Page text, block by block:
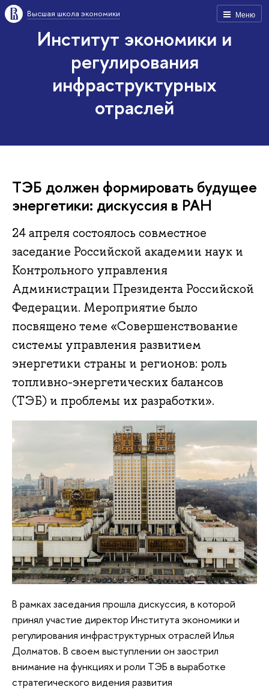
Меню
Высшая школа экономики
Институт экономики и
регулирования
инфраструктурных
отраслей
ТЭБ должен формировать будущее
энергетики: дискуссия в РАН
24 апреля состоялось совместное
заседание Российской академии наук и
Контрольного управления
Администрации Президента Российской
Федерации. Мероприятие было
посвящено теме «Совершенствование
системы управления развитием
энергетики страны и регионов: роль
топливно-энергетических балансов
(ТЭБ) и проблемы их разработки».
В рамках заседания прошла дискуссия, в которой
принял участие директор Института экономики и
регулирования инфраструктурных отраслей Илья
Долматов. В своем выступлении он заострил
внимание на функциях и роли ТЭБ в выработке
стратегического видения развития